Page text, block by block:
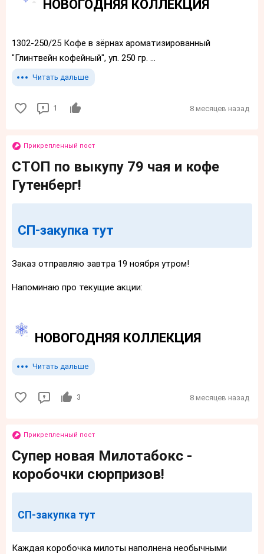
НОВОГОДНЯЯ КОЛЛЕКЦИЯ
1302-250/25 Кофе в зёрнах ароматизированный
"Глинтвейн кофейный", уп. 250 гр. ...
Читать дальше
1 8 месяцев назад
Прикрепленный пост
СТОП по выкупу 79 чая и кофе
Гутенберг!
СП-закупка тут
Заказ отправляю завтра 19 ноября утром!
Напоминаю про текущие акции:
НОВОГОДНЯЯ КОЛЛЕКЦИЯ
Читать дальше
3 8 месяцев назад
Прикрепленный пост
Супер новая Милотабокс -
коробочки сюрпризов!
СП-закупка тут
Каждая коробочка милоты наполнена необычными